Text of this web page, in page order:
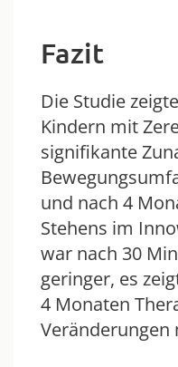
Fazit
Die Studie
Kindern mit
signifikante
und nach 4
Stehens im
war nach 30
geringer, es
4 Monaten
Veränderungen